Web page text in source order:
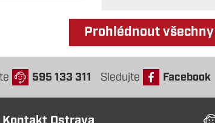
Prohlédnout
595 133 311 Sledujte Facebook